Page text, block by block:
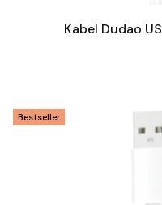
Kabel Dudao
Bestseller